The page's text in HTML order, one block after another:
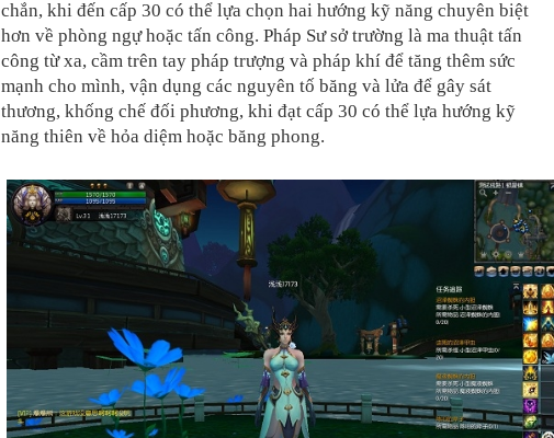
chắn, khi đến cấp 30 có thể lựa chọn hai hướng kỹ năng chuyên biệt
hơn về phòng ngự hoặc tấn công. Pháp Sư sở trường là ma thuật tấn
công từ xa, cầm trên tay pháp trượng và pháp khí để tăng thêm sức
mạnh cho mình, vận dụng các nguyên tố băng và lửa để gây sát
thương, khống chế đối phương, khi đạt cấp 30 có thể lựa hướng kỹ
năng thiên về hỏa diệm hoặc băng phong.